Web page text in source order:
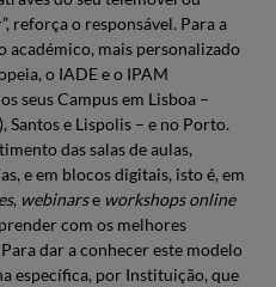
reforça o responsável. Para a
académico, mais personalizado
o IADE e o IPAM
seus Campus em Lisboa –
e Lispolis – e no Porto.
das salas de aulas,
e em blocos digitais, isto é, em
, webinarse workshops online
com os melhores
dar a conhecer este modelo
específica, por Instituição, que